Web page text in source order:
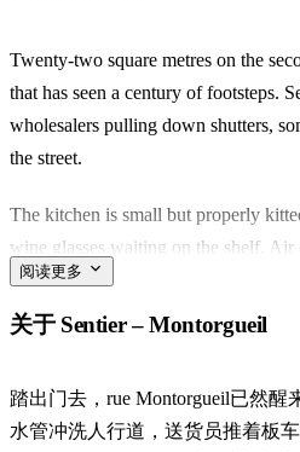
Twenty-two square metres on the
that has seen a century of footsteps.
wholesalers pulling down shutters,
the street.
The kitchen is small but properly
wine glasses waiting on the shelf.
works in August. Blackout curtains
the mornings you don't want to face.
where you buy oysters, a baguette,
before dinner. Stohrer has been
阅读更多
关于 Sentier – Montorgueil
踏出门去，rue Montorgueil已然
水管冲洗人行道，送货员推着板